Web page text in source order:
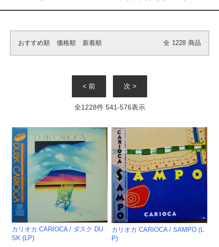
おすすめ順 価格順 新着順 全 1228 商品
< 前 次 >
全1228件 541-576表示
カリオカ CARIOCA / ダスク DU
SK (LP)
カリオカ CARIOCA / SAMPO (L
P)